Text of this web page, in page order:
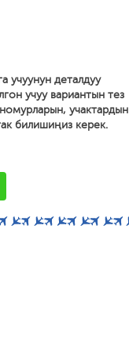
учуунун деталдуу
учуу вариантын тез
учактардын
билишиңиз керек.